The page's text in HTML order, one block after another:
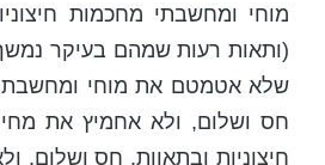
מוחי ומחשבתי מחכמות
(ותאות רעות שמהם בעיקר
שלא אטמטם את מוחי ומחשבתי
חס ושלום, ולא אחמיץ את
חיצוניות ובתאוות, חס ושלום,